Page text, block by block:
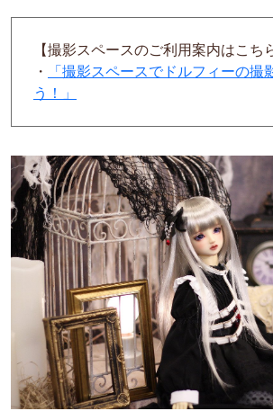
【撮影スペースのご利用案内はこち
・
「撮影スペースでドルフィーの撮
う！」